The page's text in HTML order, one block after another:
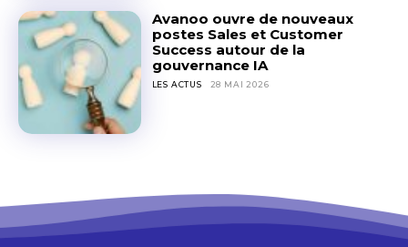
Avanoo ouvre de nouveaux
postes Sales et Customer
Success autour de la
gouvernance IA
LES ACTUS 28 MAI 2026